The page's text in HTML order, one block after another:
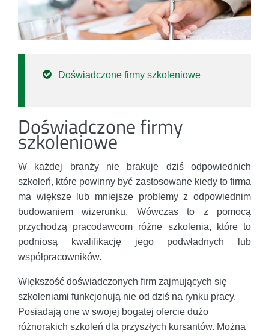
Doświadczone firmy szkoleniowe
Doświadczone firmy
szkoleniowe
W każdej branży nie brakuje dziś odpowiednich
szkoleń, które powinny być zastosowane kiedy to firma
ma większe lub mniejsze problemy z odpowiednim
budowaniem wizerunku. Wówczas to z pomocą
przychodzą pracodawcom różne szkolenia, które to
podniosą kwalifikację jego podwładnych lub
współpracowników.
Większość doświadczonych firm zajmujących się
szkoleniami funkcjonują nie od dziś na rynku pracy.
Posiadają one w swojej bogatej ofercie dużo
różnorakich szkoleń dla przyszłych kursantów. Można